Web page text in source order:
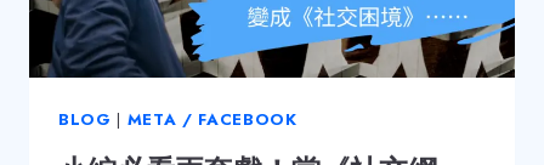
併
專
頁」
的
BLOG | META / FACEBOOK